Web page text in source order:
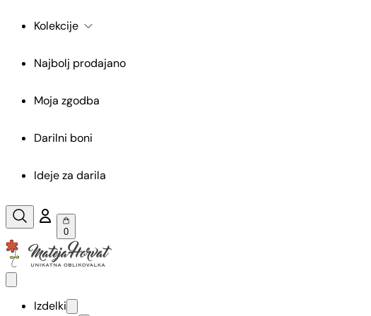
Kolekcije
Najbolj prodajano
Moja zgodba
Darilni boni
Ideje za darila
0
Izdelki